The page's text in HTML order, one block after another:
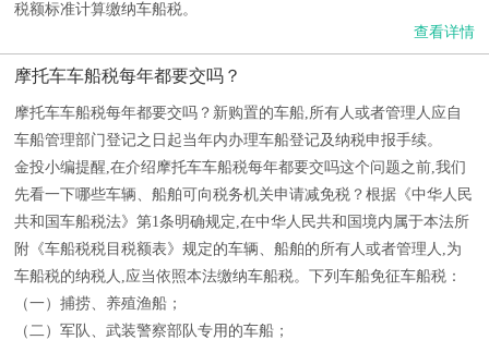
税额标准计算缴纳车船税。
查看详情
摩托车车船税每年都要交吗？
摩托车车船税每年都要交吗？新购置的车船,所有人或者管理人应自
车船管理部门登记之日起当年内办理车船登记及纳税申报手续。
金投小编提醒,在介绍摩托车车船税每年都要交吗这个问题之前,我们
先看一下哪些车辆、船舶可向税务机关申请减免税？根据《中华人民
共和国车船税法》第1条明确规定,在中华人民共和国境内属于本法所
附《车船税税目税额表》规定的车辆、船舶的所有人或者管理人,为
车船税的纳税人,应当依照本法缴纳车船税。下列车船免征车船税：
（一）捕捞、养殖渔船；
（二）军队、武装警察部队专用的车船；